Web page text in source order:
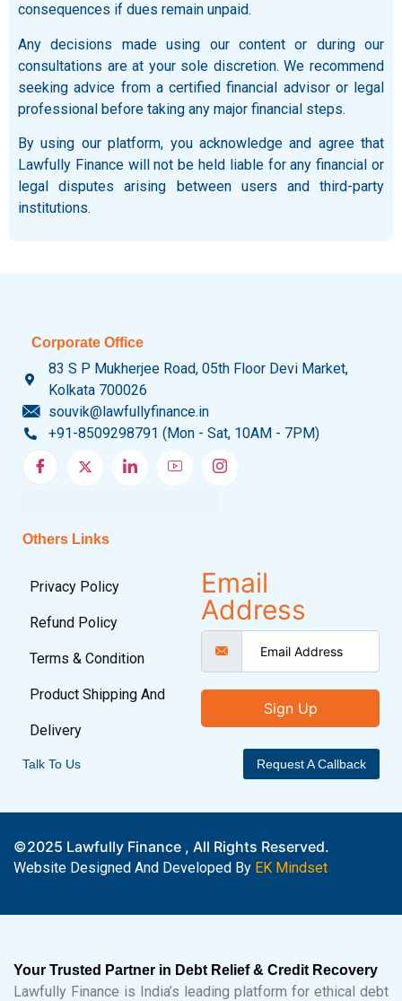
consequences if dues remain unpaid.
Any decisions made using our content or during our
consultations are at your sole discretion. We recommend
seeking advice from a certified financial advisor or legal
professional before taking any major financial steps.
By using our platform, you acknowledge and agree that
Lawfully Finance will not be held liable for any financial or
legal disputes arising between users and third-party
institutions.
Corporate Office
83 S P Mukherjee Road, 05th Floor Devi Market,
Kolkata 700026
souvik@lawfullyfinance.in
+91-8509298791 (Mon - Sat, 10AM - 7PM)
Others Links
Privacy Policy
Refund Policy
Terms & Condition
Product Shipping And
Delivery
Email
Address
Sign Up
Talk To Us Request A Callback
©2025 Lawfully Finance , All Rights Reserved.
Website Designed And Developed By EK Mindset
Your Trusted Partner in Debt Relief & Credit Recovery
Lawfully Finance is India’s leading platform for ethical debt